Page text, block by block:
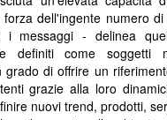
dell'ingente numero
i messaggi - delinea
definiti come soggetti
grado di offrire un
grazie alla loro
nuovi trend, prodotti,